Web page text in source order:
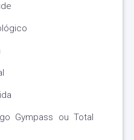
Gympass ou Total